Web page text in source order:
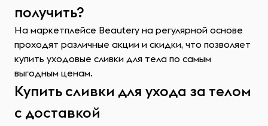
получить?
На маркетплейсе Beautery на регулярной основе
проходят различные акции и скидки, что позволяет
купить уходовые сливки для тела по самым
выгодным ценам.
Купить сливки для ухода за телом
с доставкой